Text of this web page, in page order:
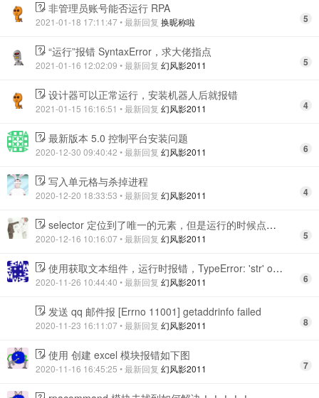
非管理员账号能否运行 RPA
2021-01-18 17:11:47 • 最新回复 换昵称啦 5
“运行”报错 SyntaxError，求大佬指点
2021-01-16 12:02:09 • 最新回复 幻风影2011 5
设计器可以正常运行，安装机器人后就报错
2021-01-15 16:16:51 • 最新回复 幻风影2011 4
最新版本 5.0 控制平台安装问题
2020-12-30 09:40:42 • 最新回复 幻风影2011 6
写入单元格与杀掉进程
2020-12-20 18:33:53 • 最新回复 幻风影2011 4
selector 定位到了唯一的元素，但是运行的时候点击的还是不正确的地方
2020-12-16 10:16:07 • 最新回复 幻风影2011 5
使用获取文本组件，运行时报错，TypeError: 'str' object is not callable
2020-11-26 10:44:40 • 最新回复 幻风影2011 6
发送 qq 邮件报 [Errno 11001] getaddrinfo failed
2020-11-23 16:11:07 • 最新回复 幻风影2011 8
使用 创建 excel 模块报错如下图
2020-11-16 16:45:25 • 最新回复 幻风影2011 7